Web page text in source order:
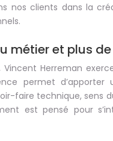
nos clients dans la
métier et plus
Vincent Herreman
permet d’apporter
faire technique, sens
est pensé pour